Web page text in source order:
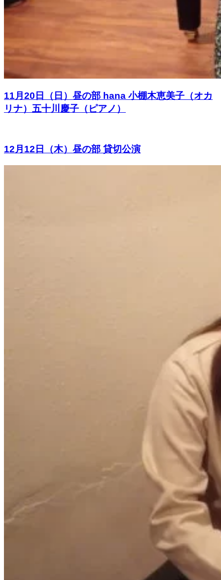
11月20日（日）昼の部 hana 小棚木恵美子（オカ
リナ）五十川慶子（ピアノ）
12月12日（木）昼の部 貸切公演